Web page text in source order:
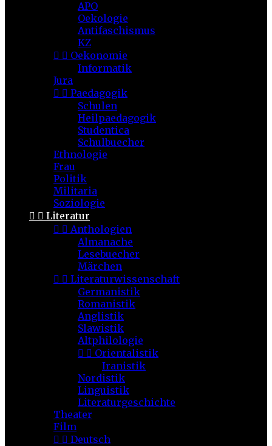
APO
Oekologie
Antifaschismus
KZ
  Oekonomie
Informatik
Jura
  Paedagogik
Schulen
Heilpaedagogik
Studentica
Schulbuecher
Ethnologie
Frau
Politik
Militaria
Soziologie
  Literatur
  Anthologien
Almanache
Lesebuecher
Märchen
  Literaturwissenschaft
Germanistik
Romanistik
Anglistik
Slawistik
Altphilologie
  Orientalistik
Iranistik
Nordistik
Linguistik
Literaturgeschichte
Theater
Film
  Deutsch